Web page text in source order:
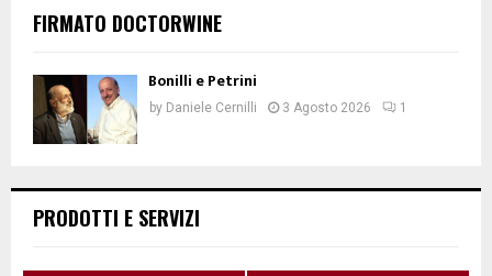
FIRMATO DOCTORWINE
Bonilli e Petrini
by Daniele Cernilli 3 Agosto 2026 1
PRODOTTI E SERVIZI